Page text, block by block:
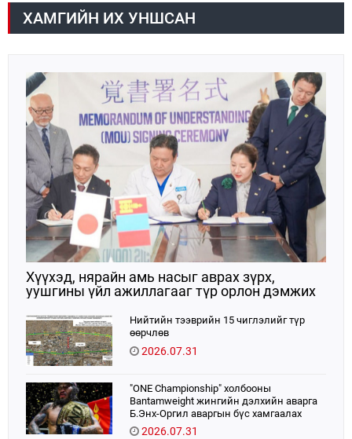
ХАМГИЙН ИХ УНШСАН
Хүүхэд, нярайн амь насыг аврах зүрх,
уушгины үйл ажиллагааг түр орлон дэмжих
Нийтийн тээврийн 15 чиглэлийг түр
өөрчлөв
2026.07.31
"ONE Championship" холбооны
Bantamweight жингийн дэлхийн аварга
Б.Энх-Оргил аваргын бүс хамгаалах
тулаанаа өнөөдөр хийнэ.
2026.07.31